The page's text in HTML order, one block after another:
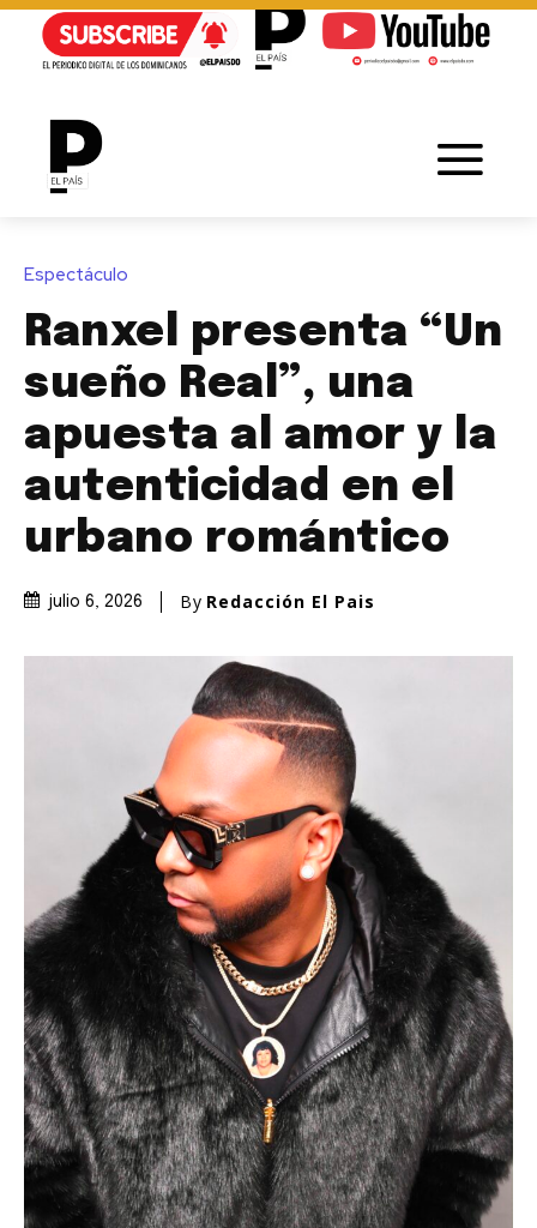
Espectáculo
Ranxel presenta “Un
sueño Real”, una
apuesta al amor y la
autenticidad en el
urbano romántico
julio 6, 2026 By Redacción El Pais